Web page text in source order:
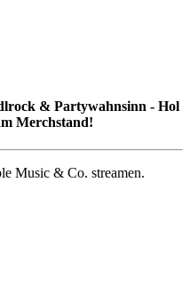
& Partywahnsinn - Hol
Merchstand!
Music & Co. streamen.